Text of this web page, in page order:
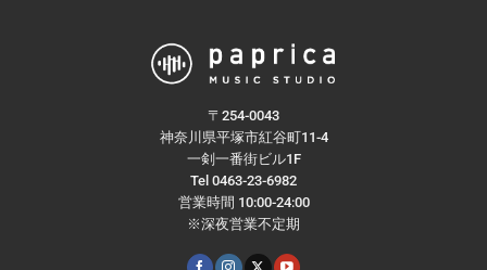
〒254-0043
神奈川県平塚市紅谷町11-4
一剣一番街ビル1F
Tel 0463-23-6982
営業時間 10:00-24:00
※深夜営業不定期